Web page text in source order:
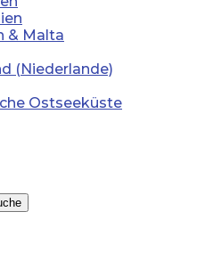
& Malta
(Niederlande)
Ostseeküste